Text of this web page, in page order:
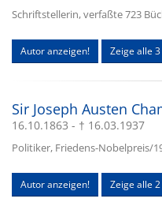
Schriftstellerin, verfaßte 723
Autor anzeigen! Zeige alle
Sir Joseph Austen
16.10.1863 - † 16.03.1937
Politiker, Friedens-Nobelpreis/
Autor anzeigen! Zeige alle